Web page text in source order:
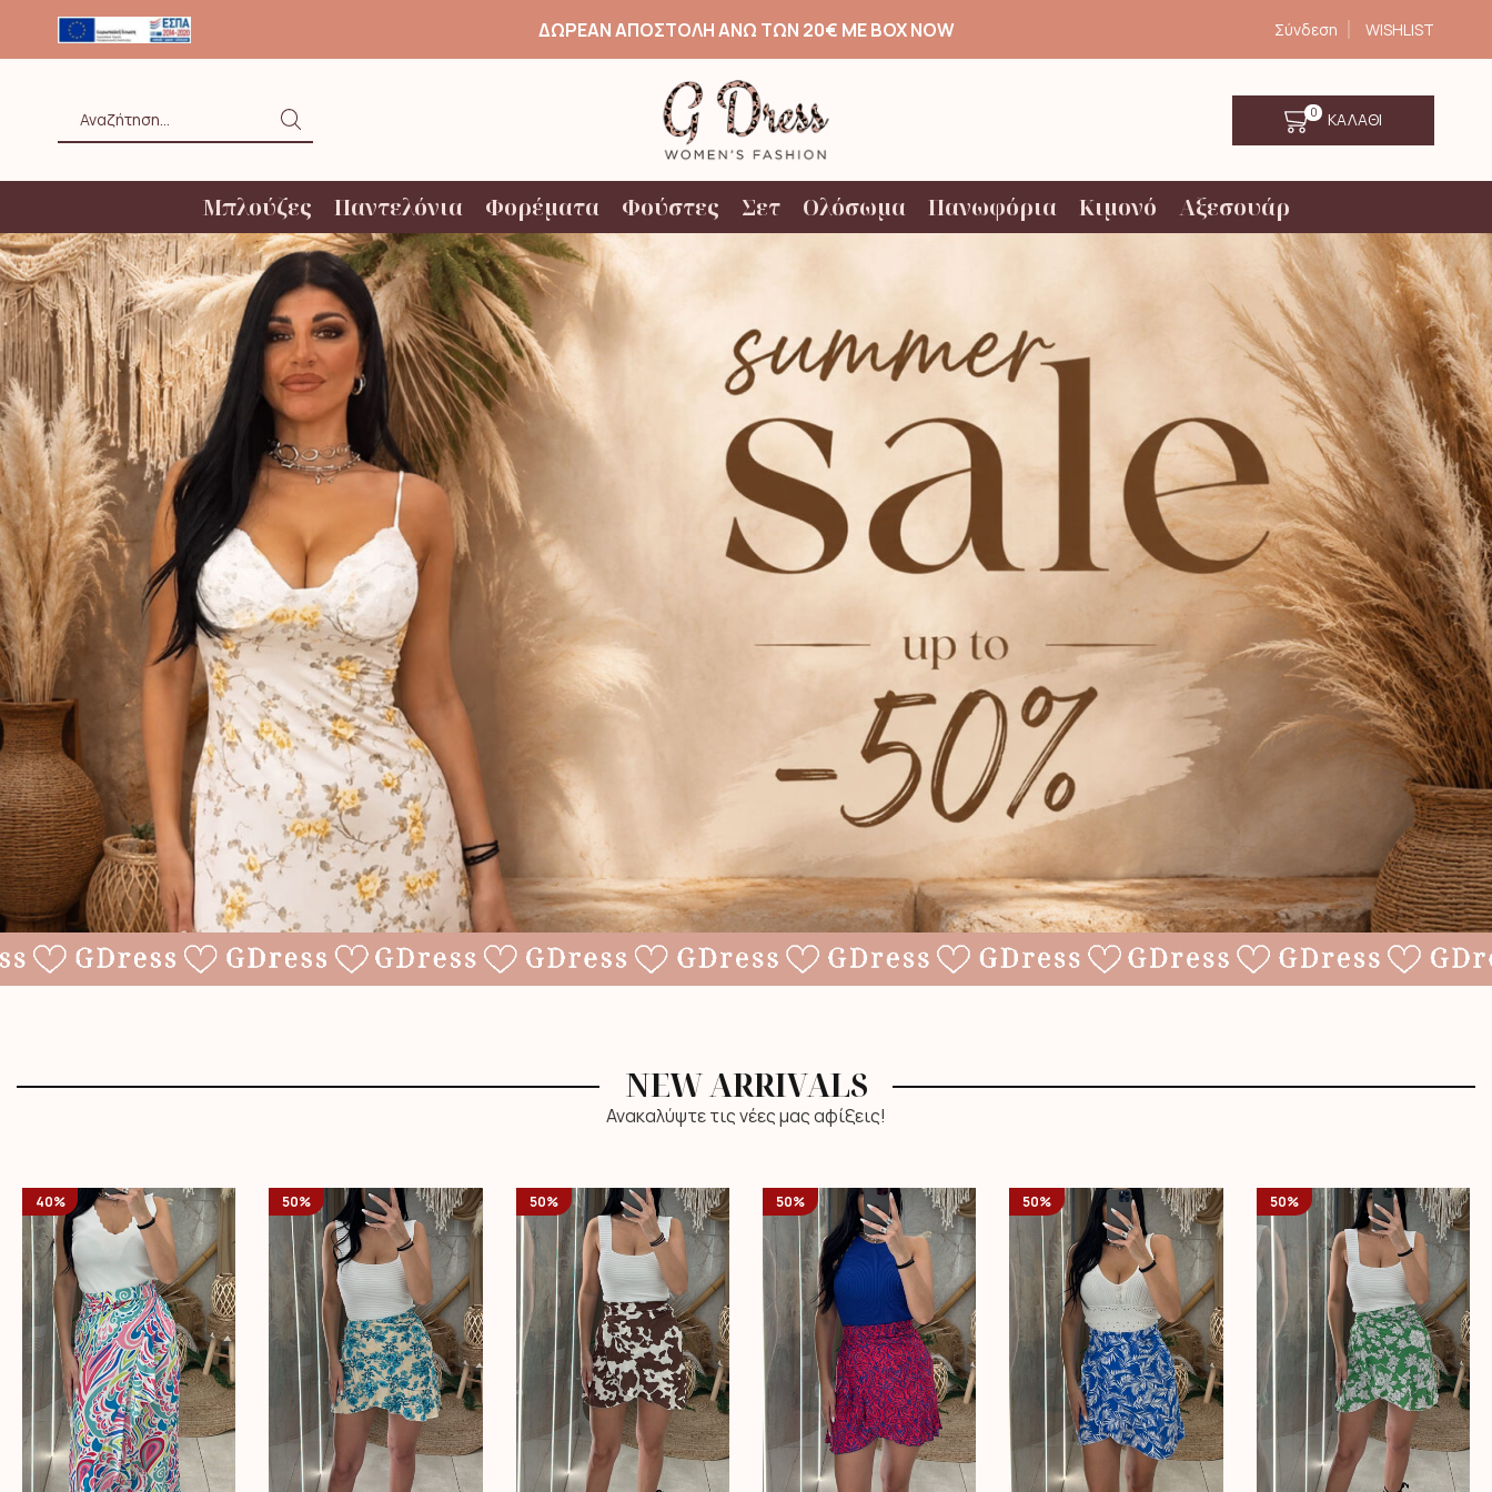
ΑΝΩ ΤΩΝ 20€ ΜΕ BOX NOW ΔΩΡΕΑΝ ΑΠΟΣΤΟΛΗ ΑΝΩ ΤΩΝ 20€ ΜΕ BOX NOW Σύνδεση WISHLIST
input
0 ΚΑΛΑΘΙ
Μπλούζες Παντελόνια Φορέματα Φούστες Σετ Ολόσωμα Πανωφόρια Κιμονό Αξεσουάρ
NEW ARRIVALS
Ανακαλύψτε τις νέες μας αφίξεις!
40% 50% 50% 50% 50% 50%